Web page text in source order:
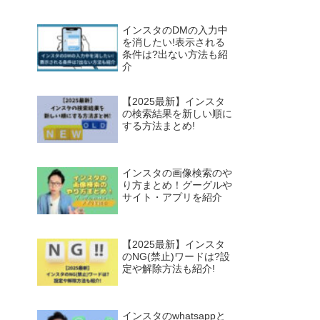
インスタのDMの入力中
を消したい!表示される
条件は?出ない方法も紹
介
【2025最新】インスタ
の検索結果を新しい順に
する方法まとめ!
インスタの画像検索のや
り方まとめ！グーグルや
サイト・アプリを紹介
【2025最新】インスタ
のNG(禁止)ワードは?設
定や解除方法も紹介!
インスタのwhatsappと